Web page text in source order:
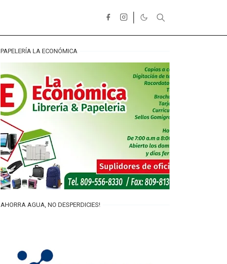
PAPELERÍA LA ECONÓMICA
AHORRA AGUA, NO DESPERDICIES!